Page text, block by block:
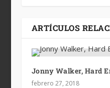
ARTÍCULOS
Jonny Walker, Hard
febrero 27, 2018